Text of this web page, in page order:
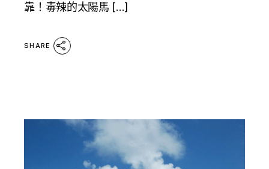
靠！毒辣的太陽馬 […]
SHARE